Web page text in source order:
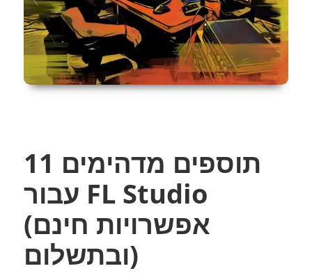
11 תוספים מדהימים
עבור FL Studio
(אפשרויות חינם
ובתשלום)